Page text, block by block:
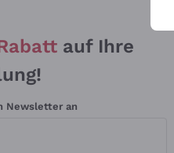
auf Ihre
Newsletter an